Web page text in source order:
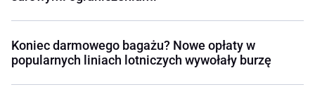
Koniec darmowego bagażu? Nowe opłaty w
popularnych liniach lotniczych wywołały burzę